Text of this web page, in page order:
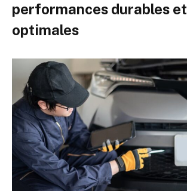
performances durables et
optimales